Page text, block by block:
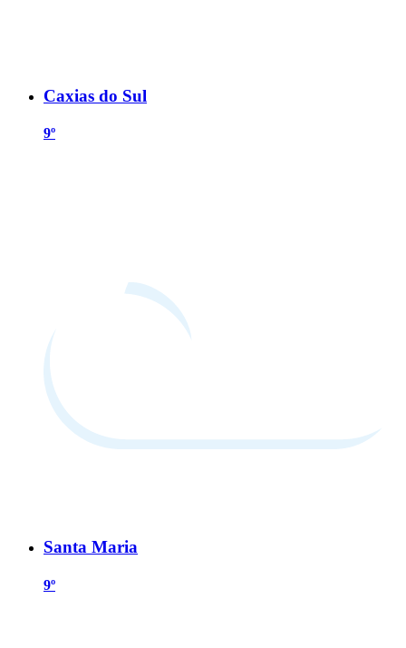
Caxias do Sul
9º
Santa Maria
9º